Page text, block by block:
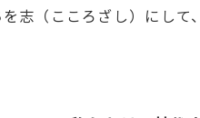
志（こころざし）にして